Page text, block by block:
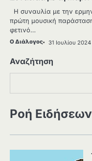
Η συναυλία με την
πρώτη μουσική
φετινό…
Ο Διάλογος 31 Ιουλίου 2024
Αναζήτηση
Ροή Ειδήσεων